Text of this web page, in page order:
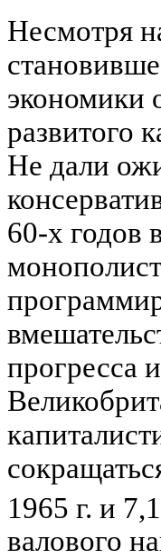
Несмотря
экономики
развитого
Не дали
60-х годов
прогресса
1965 г. и
валового